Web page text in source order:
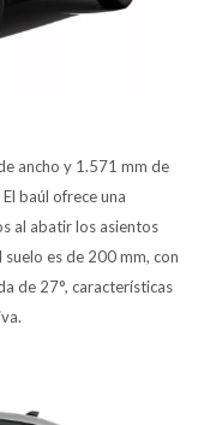
ancho y 1.571 mm de
baúl ofrece una
al abatir los asientos
es de 200 mm, con
de 27°, características